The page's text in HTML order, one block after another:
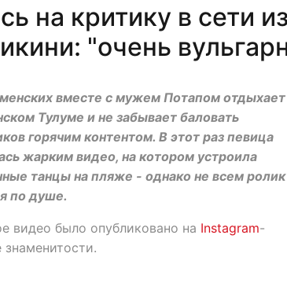
на критику в сети
"очень
вместе с мужем Потапом отдыхает
Тулуме и не забывает баловать
горячим контентом. В этот раз певица
жарким видео, на котором устроила
танцы на пляже - однако не всем ролик
по душе.
видео было опубликовано на Instagram-
знаменитости.